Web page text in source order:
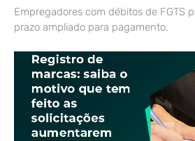
Empregadores com débitos de FGTS
prazo ampliado para pagamento.